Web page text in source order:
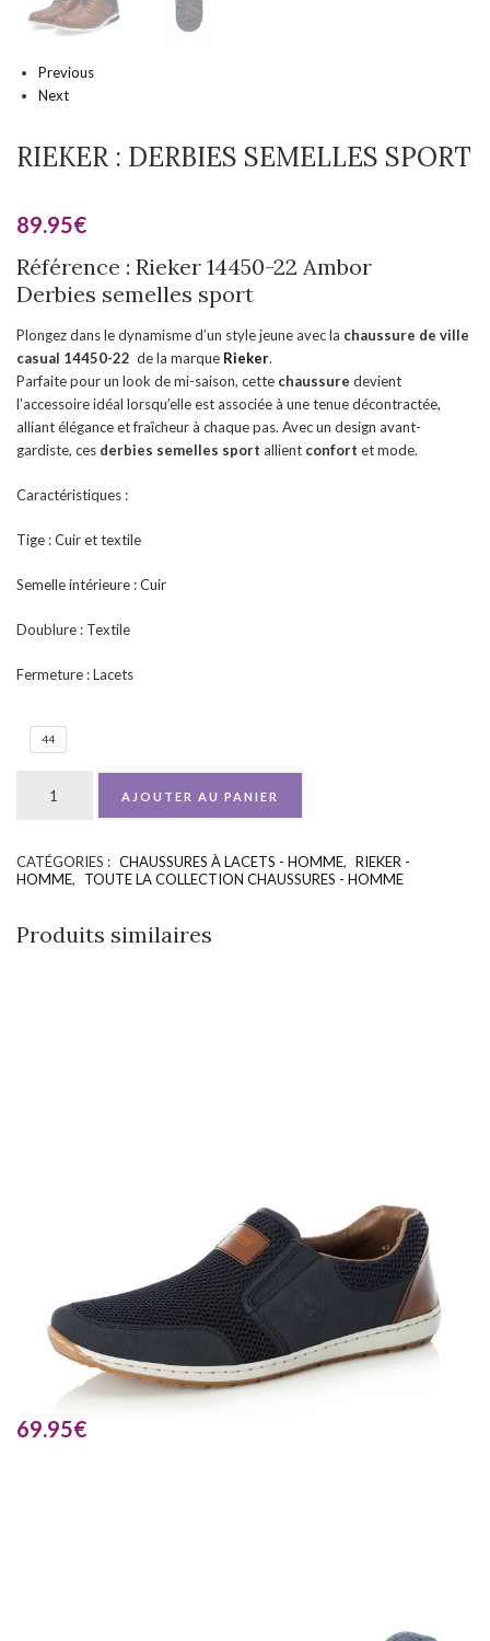
Previous
Next
RIEKER : DERBIES SEMELLES SPORT
89.95€
Référence : Rieker 14450-22 Ambor
Derbies semelles sport
Plongez dans le dynamisme d’un style jeune avec la chaussure de ville
casual 14450-22 de la marque Rieker.
Parfaite pour un look de mi-saison, cette chaussure devient
l’accessoire idéal lorsqu’elle est associée à une tenue décontractée,
alliant élégance et fraîcheur à chaque pas. Avec un design avant-
gardiste, ces derbies semelles sport allient confort et mode.
Caractéristiques :
Tige : Cuir et textile
Semelle intérieure : Cuir
Doublure : Textile
Fermeture : Lacets
44
AJOUTER AU PANIER
CATÉGORIES : CHAUSSURES À LACETS - HOMME, RIEKER -
HOMME, TOUTE LA COLLECTION CHAUSSURES - HOMME
Produits similaires
69.95€